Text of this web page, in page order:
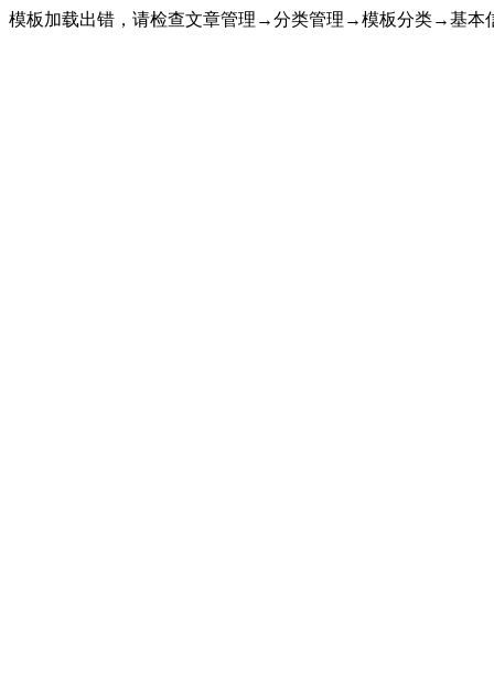
模板加载出错，请检查文章管理→分类管理→模板分类→基本